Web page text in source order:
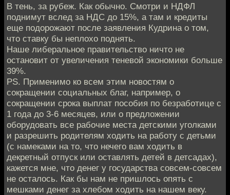
В тень, за рубеж. Как обычно. Смотри и НДФЛ
поднимут вслед за НДС до 15%, а там и кредиты
еще подорожают после заявления Кудрина о том,
что ставку бы неплохо поднять.
Наше либеральное правительство ничто не
остановит от увеличения теневой экономики больше
39%.
PS. Применимо ко всем этим новостям о
сокращении социальных благ, например, о
сокращении срока выплат пособия по безработице с
1 года до 3-6 месяцев, или о предложении
оборудовать все рабочие места детскими уголками
и разрешить родителям ходить на работу с детьми
(с намеками на то, что нечего вам ходить в
декретный отпуск или оставлять детей в детсадах),
кажется мне, что денег у государства совсем-совсем
не осталось. Как бы нам не пришлось опять с
мешками денег за хлебом ходить на нашем веку.